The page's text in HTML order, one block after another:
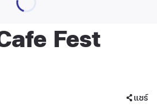
Fest
แชร์